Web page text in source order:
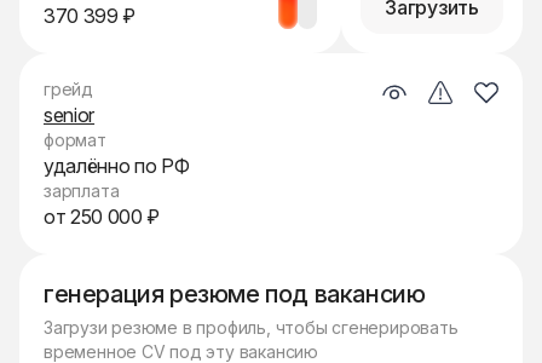
370 399 ₽ Загрузить
генерация резюме под вакансию
Загрузи резюме в профиль, чтобы сгенерировать
временное CV под эту вакансию
грейд
senior
формат
удалённо по РФ
зарплата
от 250 000 ₽